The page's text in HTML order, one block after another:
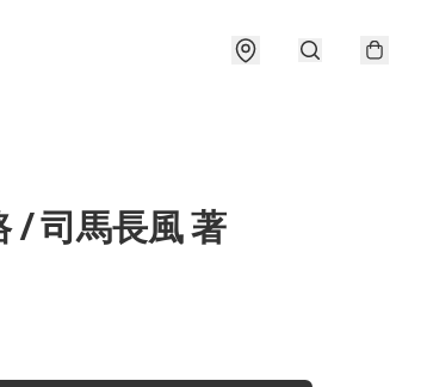
/ 司馬長風 著